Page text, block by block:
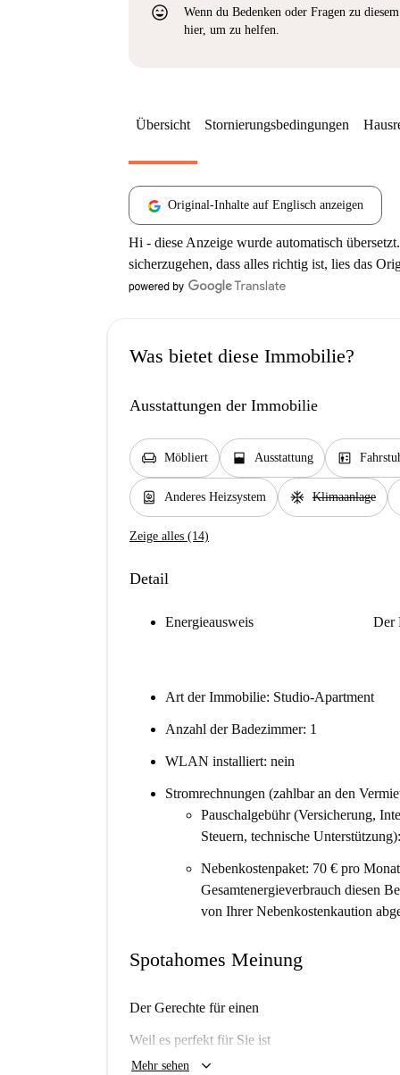
sentiment_very_satisfied
Wenn du Bedenken oder Fragen zu
hier, um zu helfen.
Übersicht Stornierungsbedingungen
Original-Inhalte auf Englisch anzeigen
Hi - diese Anzeige wurde automatisch
sicherzugehen, dass alles richtig ist, lies das
Was bietet diese Immobilie?
Ausstattungen der Immobilie
chair Möbliert window_open Ausstattung elevator
water_heater Anderes Heizsystem ac_unit Klimaanlage
Zeige alles (14)
Detail
Energieausweis Der
Art der Immobilie: Studio-Apartment
Anzahl der Badezimmer: 1
WLAN installiert: nein
Stromrechnungen (zahlbar an den
Pauschalgebühr (Versicherung,
Steuern, technische
Nebenkostenpaket: 70 € pro
Gesamtenergieverbrauch diesen
von Ihrer Nebenkostenkaution
Spotahomes Meinung
Der Gerechte für einen
Weil es perfekt für Sie ist
Wird es mir hier gefallen?
Mehr sehen keyboard_arrow_down